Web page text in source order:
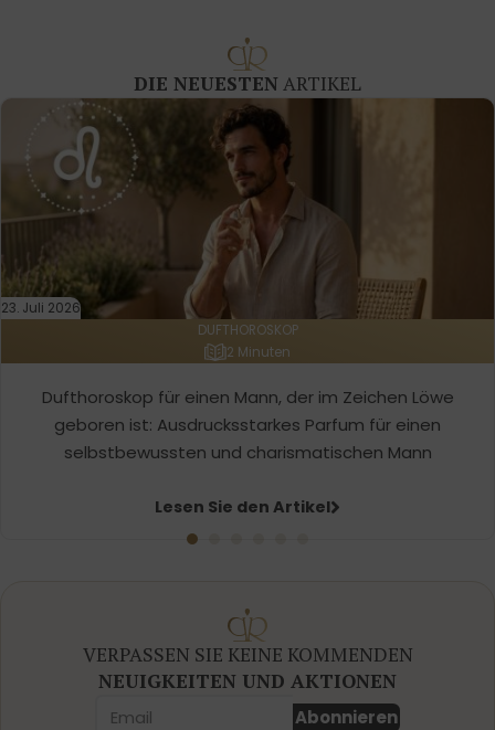
DIE NEUESTEN ARTIKEL
23. Juli 2026
DUFTHOROSKOP
2 Minuten
Dufthoroskop für einen Mann, der im Zeichen Löwe
geboren ist: Ausdrucksstarkes Parfum für einen
selbstbewussten und charismatischen Mann
Lesen Sie den Artikel
VERPASSEN SIE KEINE KOMMENDEN
NEUIGKEITEN UND AKTIONEN
Abonnieren